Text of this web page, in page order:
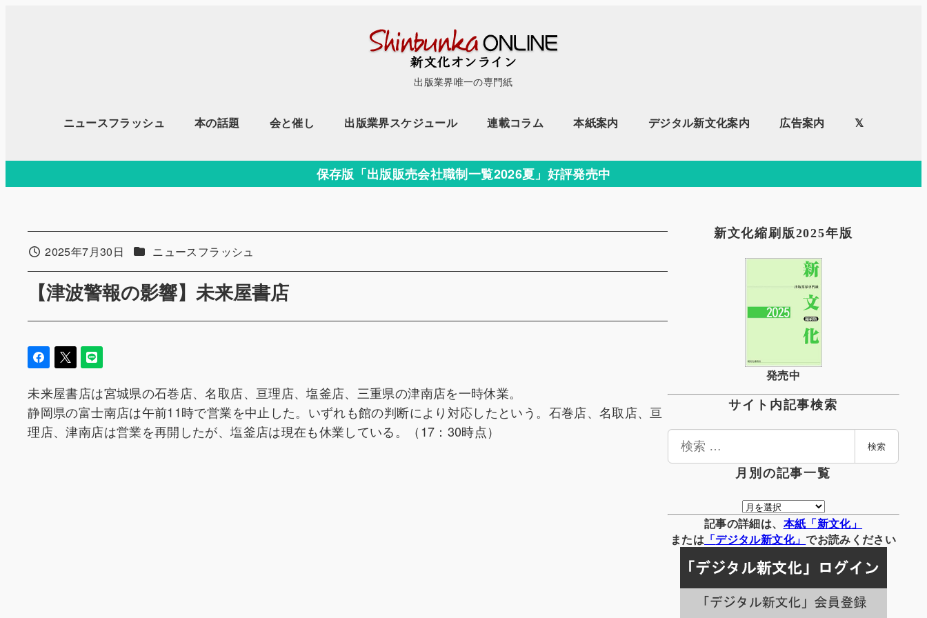
移
出版業界唯一の専門紙
ニュースフラッシュ 本の話題 会と催し 出版業界スケジュール 連載コラム 本紙案内 デジタル新文化案内 広告案内 𝕏
保存版「出版販売会社職制一覧2026夏」好評発売中
【津波警報の影響】未来屋書店
投稿日2025年7月30日 カテゴリー
ニュースフラッシュ
未来屋書店は宮城県の石巻店、名取店、亘理店、塩釜店、三重県の津南店を一時休業。
静岡県の富士南店は午前11時で営業を中止した。いずれも館の判断により対応したという。石巻店、名取店、亘
理店、津南店は営業を再開したが、塩釜店は現在も休業している。（17：30時点）
新文化縮刷版2025年版
発売中
サイト内記事検索
検
検索
月別の記事一覧
月
別
の
事
一
覧
記事の詳細は、 本紙「新文化」
または 「デジタル新文化」でお読みください